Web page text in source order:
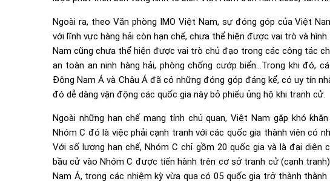
Ngoài ra, theo Văn phòng IMO Việt Nam, sự đóng góp của Việt
với lĩnh vực hàng hải còn hạn chế, chưa thể hiện được vai trò và
Nam cũng chưa thể hiện được vai trò chủ đạo trong các công tác
an toàn an ninh hàng hải, phòng chống cướp biển…Trong khi đó,
Đông Nam Á và Châu Á đã có những đóng góp đáng kể, có uy tín
đó dễ dàng vận động các quốc gia này bỏ phiếu ủng hộ khi tranh cử.
Ngoài những hạn chế mang tính chủ quan, Việt Nam gặp khó
Nhóm C đó là việc phải cạnh tranh với các quốc gia thành viên có
Với số lượng hạn chế, Nhóm C chỉ gồm 20 quốc gia và là đại
bầu cử vào Nhóm C được tiến hành trên cơ sở tranh cử (cạnh
Nam Á, trong các nhiệm kỳ vừa qua có 05 quốc gia trở thành